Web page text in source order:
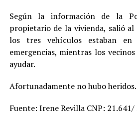
Según la información de la
propietario de la vivienda, salió
los tres vehículos estaban en
emergencias, mientras los
ayudar.
Afortunadamente no hubo heridos.
Fuente: Irene Revilla CNP: